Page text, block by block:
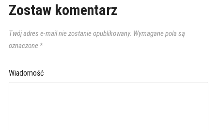
Zostaw komentarz
Twój adres e-mail nie zostanie opublikowany. Wymagane pola są
oznaczone *
Wiadomość